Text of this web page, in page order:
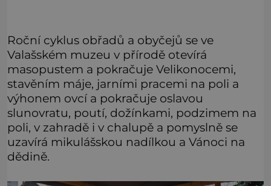
Roční cyklus obřadů a obyčejů se ve
Valašském muzeu v přírodě otevírá
masopustem a pokračuje Velikonocemi,
stavěním máje, jarními pracemi na poli a
výhonem ovcí a pokračuje oslavou
slunovratu, poutí, dožínkami, podzimem na
poli, v zahradě i v chalupě a pomyslně se
uzavírá mikulášskou nadílkou a Vánoci na
dědině.